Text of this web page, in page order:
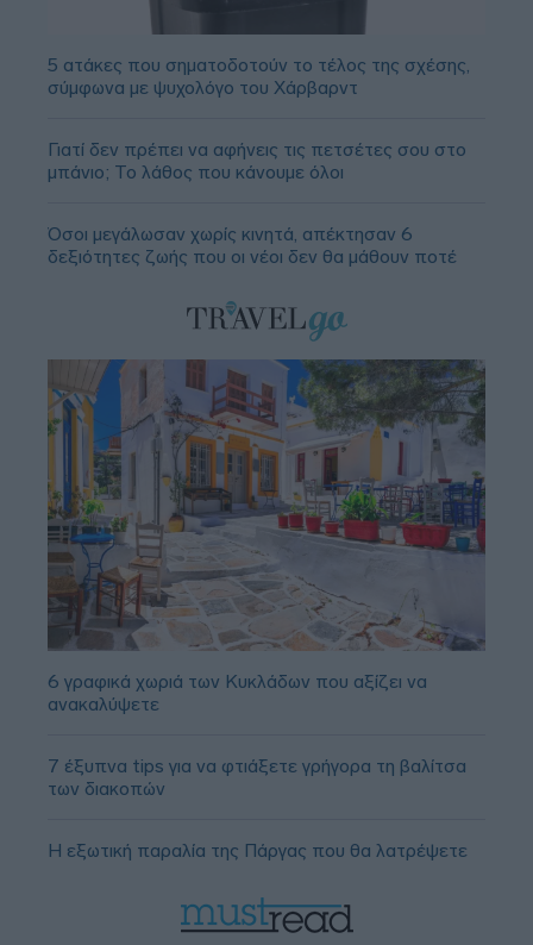
5 ατάκες που σηματοδοτούν το τέλος της σχέσης,
σύμφωνα με ψυχολόγο του Χάρβαρντ
Γιατί δεν πρέπει να αφήνεις τις πετσέτες σου στο
μπάνιο; Το λάθος που κάνουμε όλοι
Όσοι μεγάλωσαν χωρίς κινητά, απέκτησαν 6
δεξιότητες ζωής που οι νέοι δεν θα μάθουν ποτέ
6 γραφικά χωριά των Κυκλάδων που αξίζει να
ανακαλύψετε
7 έξυπνα tips για να φτιάξετε γρήγορα τη βαλίτσα
των διακοπών
Η εξωτική παραλία της Πάργας που θα λατρέψετε